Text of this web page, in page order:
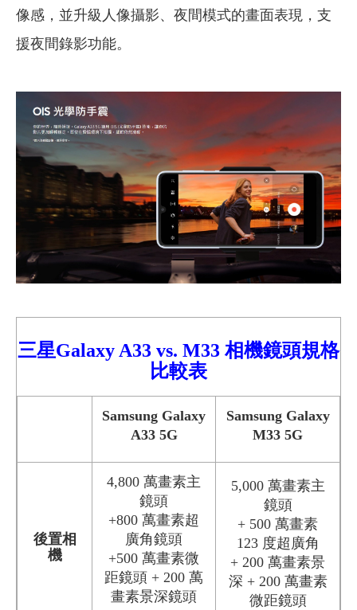
像感，並升級人像攝影、夜間模式的畫面表現，支
援夜間錄影功能。
三星Galaxy A33 vs. M33 相機鏡頭規格
比較表
Samsung Galaxy
A33 5G
Samsung Galaxy
M33 5G
後置相
機
4,800 萬畫素主
鏡頭
+800 萬畫素超
廣角鏡頭
+500 萬畫素微
距鏡頭 + 200 萬
畫素景深鏡頭
5,000 萬畫素主
鏡頭
+ 500 萬畫素
123 度超廣角
+ 200 萬畫素景
深 + 200 萬畫素
微距鏡頭